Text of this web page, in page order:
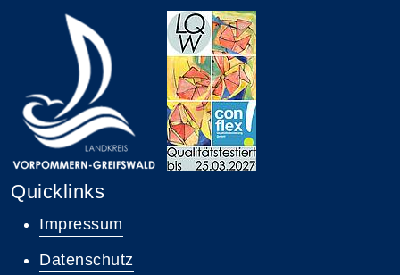
Quicklinks
Impressum
Datenschutz